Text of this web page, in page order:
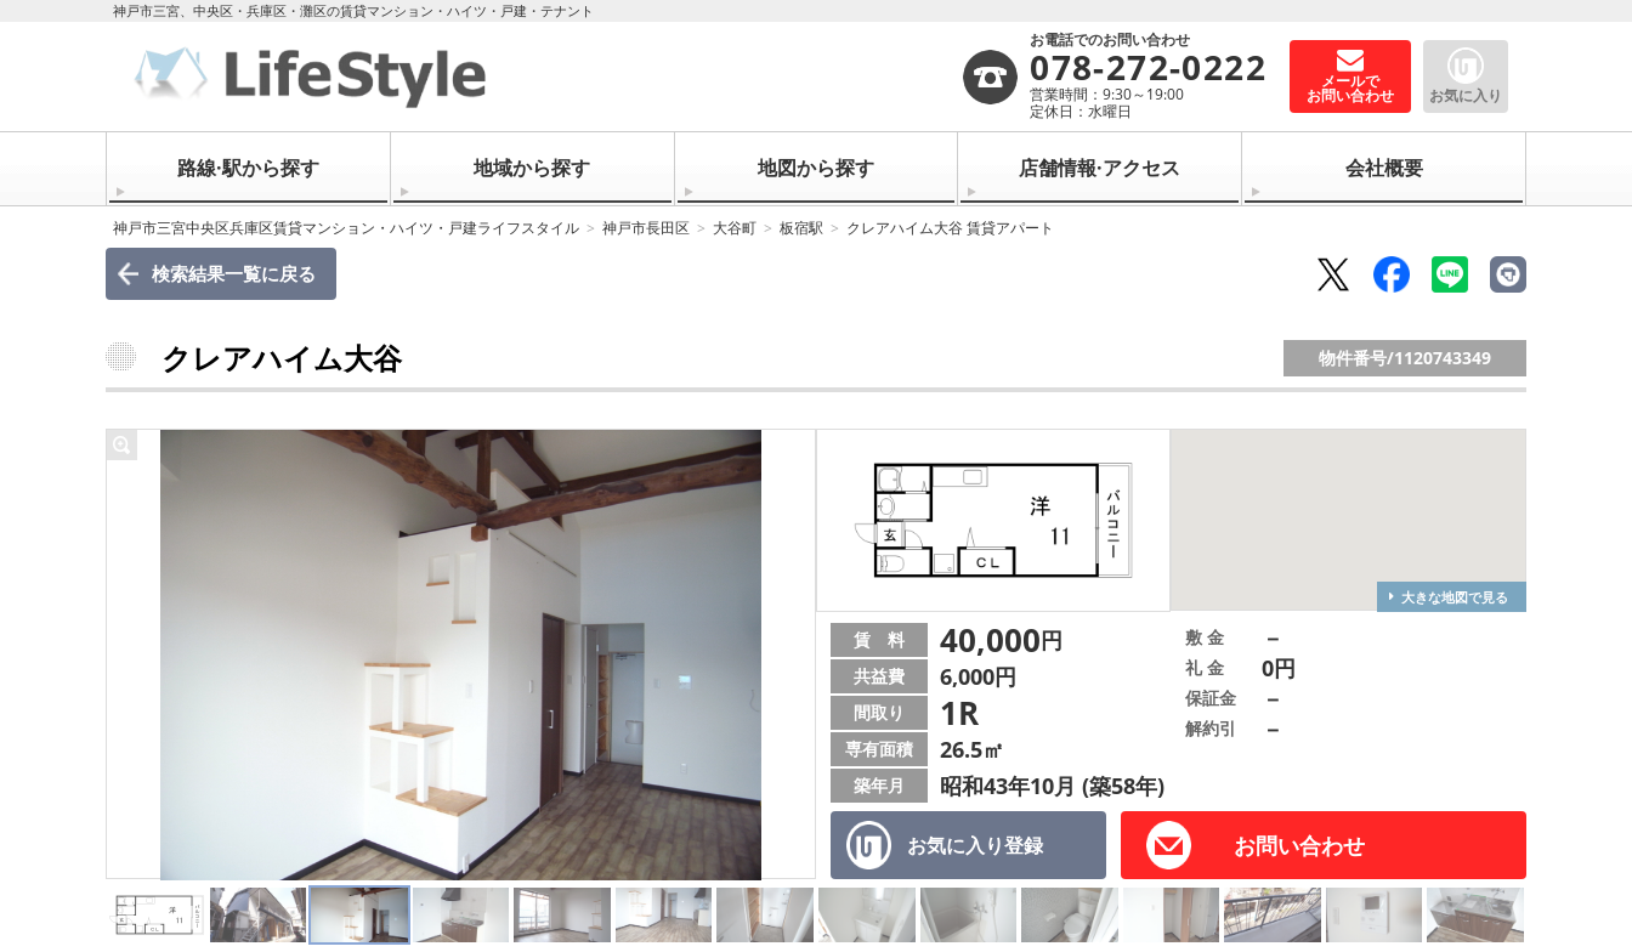
神戸市三宮、中央区・兵庫区・灘区の賃貸マンション・ハイツ・戸建・テナント
お電話でのお問い合わせ
078-272-0222
営業時間：9:30～19:00
定休日：水曜日
メールで
お問い合わせ お気に入り
路線·駅から探す 地域から探す 地図から探す 店舗情報·アクセス 会社概要
神戸市三宮中央区兵庫区賃貸マンション・ハイツ・戸建ライフスタイル 神戸市長田区 大谷町 板宿駅 クレアハイム大谷 賃貸アパート
検索結果一覧に戻る
クレアハイム大谷 物件番号/1120743349
大きな地図で見る
お気に入り登録 お問い合わせ
賃 料 40,000円
共益費 6,000円
間取り 1R
専有面積 26.5㎡
築年月 昭和43年10月 (築58年)
敷 金 －
礼 金 0円
保証金 －
解約引 －